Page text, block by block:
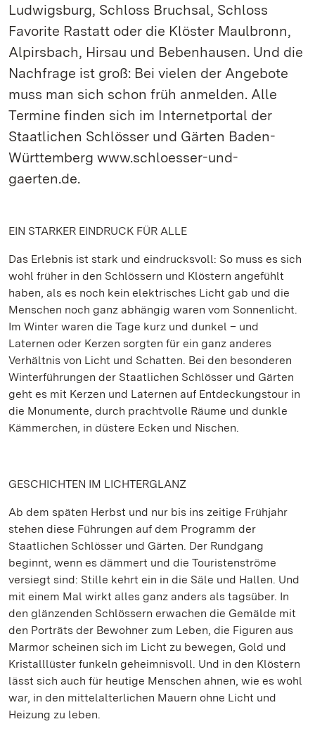
Ludwigsburg, Schloss Bruchsal, Schloss
Favorite Rastatt oder die Klöster Maulbronn,
Alpirsbach, Hirsau und Bebenhausen. Und die
Nachfrage ist groß: Bei vielen der Angebote
muss man sich schon früh anmelden. Alle
Termine finden sich im Internetportal der
Staatlichen Schlösser und Gärten Baden-
Württemberg www.schloesser-und-
gaerten.de.
EIN STARKER EINDRUCK FÜR ALLE
Das Erlebnis ist stark und eindrucksvoll: So muss es sich
wohl früher in den Schlössern und Klöstern angefühlt
haben, als es noch kein elektrisches Licht gab und die
Menschen noch ganz abhängig waren vom Sonnenlicht.
Im Winter waren die Tage kurz und dunkel – und
Laternen oder Kerzen sorgten für ein ganz anderes
Verhältnis von Licht und Schatten. Bei den besonderen
Winterführungen der Staatlichen Schlösser und Gärten
geht es mit Kerzen und Laternen auf Entdeckungstour in
die Monumente, durch prachtvolle Räume und dunkle
Kämmerchen, in düstere Ecken und Nischen.
GESCHICHTEN IM LICHTERGLANZ
Ab dem späten Herbst und nur bis ins zeitige Frühjahr
stehen diese Führungen auf dem Programm der
Staatlichen Schlösser und Gärten. Der Rundgang
beginnt, wenn es dämmert und die Touristenströme
versiegt sind: Stille kehrt ein in die Säle und Hallen. Und
mit einem Mal wirkt alles ganz anders als tagsüber. In
den glänzenden Schlössern erwachen die Gemälde mit
den Porträts der Bewohner zum Leben, die Figuren aus
Marmor scheinen sich im Licht zu bewegen, Gold und
Kristalllüster funkeln geheimnisvoll. Und in den Klöstern
lässt sich auch für heutige Menschen ahnen, wie es wohl
war, in den mittelalterlichen Mauern ohne Licht und
Heizung zu leben.